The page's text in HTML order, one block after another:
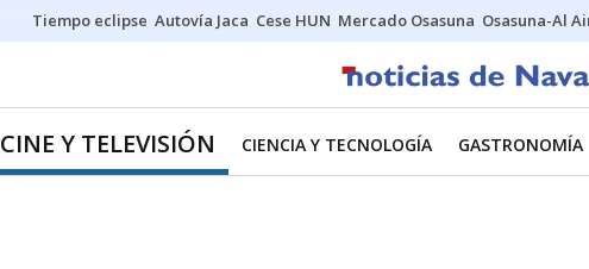
Tiempo eclipse Autovía Jaca Cese HUN Mercado Osasuna Osasuna-Al
CINE Y TELEVISIÓN CIENCIA Y TECNOLOGÍA GASTRONOMÍA